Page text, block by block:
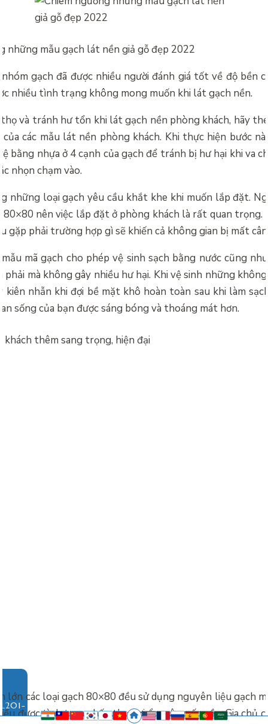
những mẫu gạch lát nền giả gỗ đẹp 2022
nhóm gạch đã được nhiều người đánh giá tốt về độ bền
nhiều tình trạng không mong muốn khi lát gạch nền.
và tránh hư tổn khi lát gạch nền phòng khách, hãy
các mẫu lát nền phòng khách. Khi thực hiện bước
bằng nhựa ở 4 cạnh của gạch để tránh bị hư hại khi va
nhọn chạm vào.
những loại gạch yêu cầu khắt khe khi muốn lắp đặt.
80×80 nên việc lắp đặt ở phòng khách là rất quan trọng.
gặp phải trường hợp gì sẽ khiến cả không gian bị mất
mẫu mã gạch cho phép vệ sinh sạch bằng nước cũng
phải mà không gây nhiều hư hại. Khi vệ sinh những
kiên nhẫn khi đợi bề mặt khô hoàn toàn sau khi làm
sống của bạn được sáng bóng và thoáng mát hơn.
lớn các loại gạch 80×80 đều sử dụng nguyên liệu gạch
được tình trạng hấp thụ hơi ẩm gây mốc nền. Gia chủ